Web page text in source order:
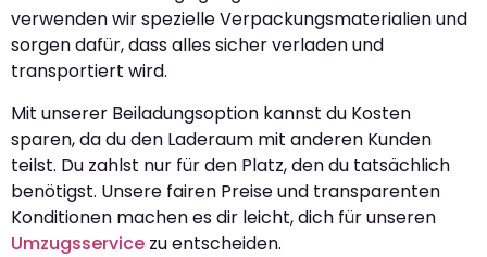
verwenden wir spezielle Verpackungsmaterialien und
sorgen dafür, dass alles sicher verladen und
transportiert wird.
Mit unserer Beiladungsoption kannst du Kosten
sparen, da du den Laderaum mit anderen Kunden
teilst. Du zahlst nur für den Platz, den du tatsächlich
benötigst. Unsere fairen Preise und transparenten
Konditionen machen es dir leicht, dich für unseren
Umzugsservice zu entscheiden.